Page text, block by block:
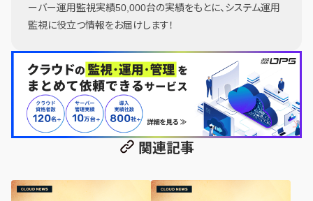
ーバー運用監視実績50,000台の実績をもとに、システム運用
監視に役立つ情報をお届けします！
関連記事